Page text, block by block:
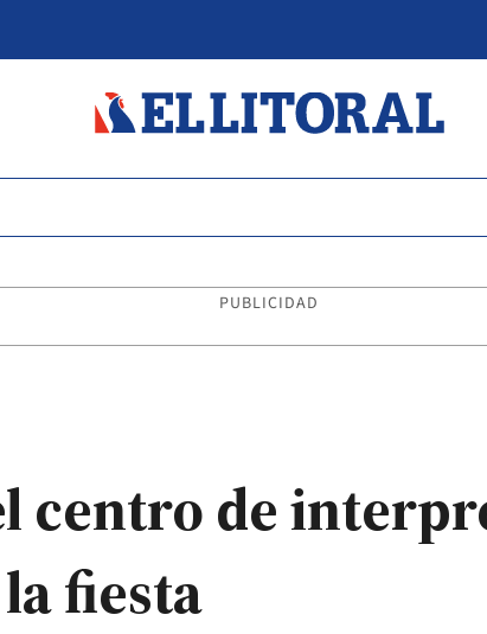
PUBLICIDAD
centro de
fiesta